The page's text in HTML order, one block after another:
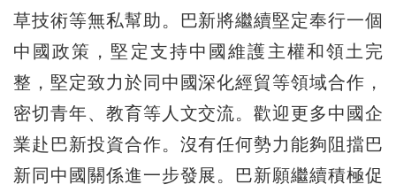
草技術等無私幫助。巴新將繼續堅定奉行一個
中國政策，堅定支持中國維護主權和領土完
整，堅定致力於同中國深化經貿等領域合作，
密切青年、教育等人文交流。歡迎更多中國企
業赴巴新投資合作。沒有任何勢力能夠阻擋巴
新同中國關係進一步發展。巴新願繼續積極促